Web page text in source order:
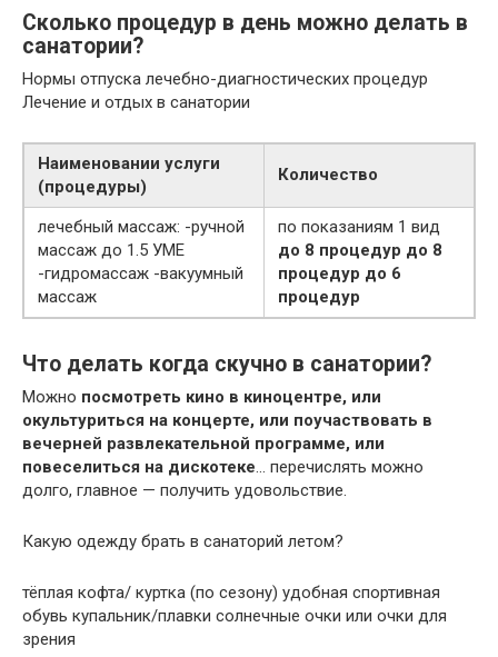
Сколько процедур в день можно делать в
санатории?
Нормы отпуска лечебно-диагностических процедур
Лечение и отдых в санатории
Наименовании услуги
(процедуры)
Количество
лечебный массаж: -ручной
массаж до 1.5 УМЕ
-гидромассаж -вакуумный
массаж
по показаниям 1 вид
до 8 процедур до 8
процедур до 6
процедур
Что делать когда скучно в санатории?
Можно посмотреть кино в киноцентре, или
окультуриться на концерте, или поучаствовать в
вечерней развлекательной программе, или
повеселиться на дискотеке… перечислять можно
долго, главное — получить удовольствие.
Какую одежду брать в санаторий летом?
тёплая кофта/ куртка (по сезону) удобная спортивная
обувь купальник/плавки солнечные очки или очки для
зрения